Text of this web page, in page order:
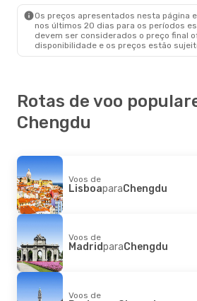
Os preços apresentados nesta página
nos últimos 20 dias para os períodos
devem ser considerados o preço final
disponibilidade e os preços estão
Rotas de voo
Chengdu
Voos de
LisboaparaChengdu
Voos de
MadridparaChengdu
Voos de